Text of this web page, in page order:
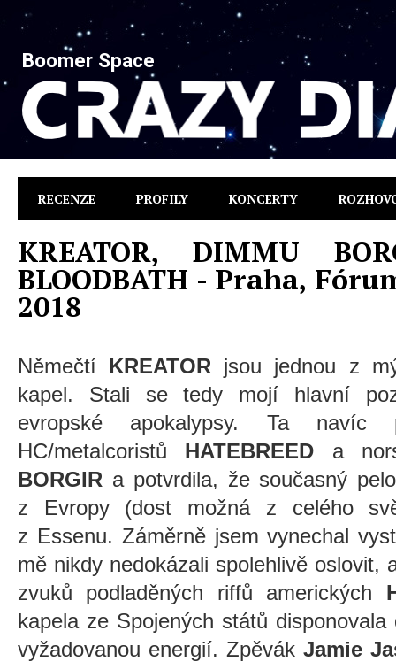
Boomer Space
RECENZE PROFILY KONCERTY
KREATOR, DIMMU
BLOODBATH - Praha,
2018
Němečtí KREATOR jsou jednou z
kapel. Stali se tedy mojí hlavní
evropské apokalypsy. Ta navíc
HC/metalcoristů HATEBREED a
BORGIR a potvrdila, že současný
z Evropy (dost možná z celého
z Essenu. Záměrně jsem vynechal
mě nikdy nedokázali spolehlivě oslovit,
zvuků podladěných riffů amerických
kapela ze Spojených států
vyžadovanou energií. Zpěvák Jamie